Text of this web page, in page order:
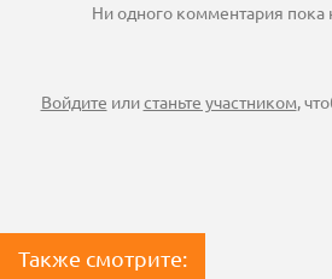
Ни одного комментария пока
Войдите илистаньте участником,
Также смотрите: